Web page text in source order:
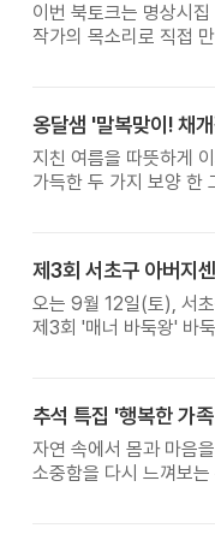
이번 북토크는 명상시집
작가의 목소리로 직접
옹달샘 '말복맞이! 채
지친 여름을 따뜻하게
가득한 두 가지 보양 한
오는 9월 12일(토), 서
제3회 '매너 바둑왕' 바
추석 특집 '행복한 가
자연 속에서 몸과 마음
소중함을 다시 느껴보